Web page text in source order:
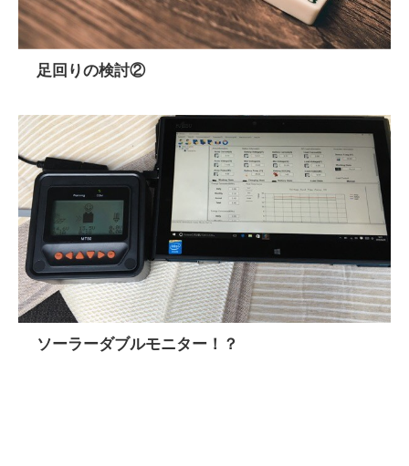
足回りの検討②
ソーラーダブルモニター！？